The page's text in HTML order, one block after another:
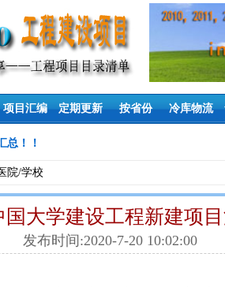
项目汇编 定期更新 按省份 冷库物流
总！！
院/学校
国大学建设工程新建项
发布时间:2020-7-20 10:02:00